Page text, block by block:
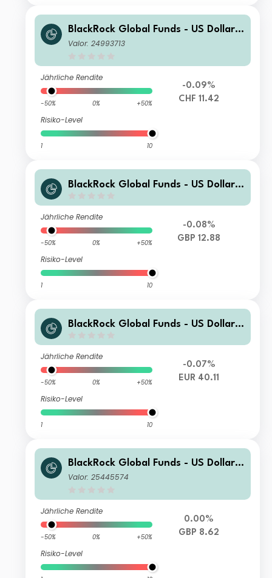
BlackRock Global Funds - US Dollar
High Yield Bond Fund A2 CHF Hedge
Valor: 24993713
Jährliche Rendite
-50% 0% +50%
Risiko-Level
1 10
-0.09%
CHF 11.42
BlackRock Global Funds - US Dollar
d
Jährliche Rendite
-50% 0% +50%
Risiko-Level
1 10
-0.08%
GBP 12.88
BlackRock Global Funds - US Dollar
Jährliche Rendite
-50% 0% +50%
Risiko-Level
1 10
-0.07%
EUR 40.11
BlackRock Global Funds - US Dollar
High Yield Bond Fund I4 GBP Hedge
Valor: 25445574
Jährliche Rendite
-50% 0% +50%
Risiko-Level
0.00%
GBP 8.62